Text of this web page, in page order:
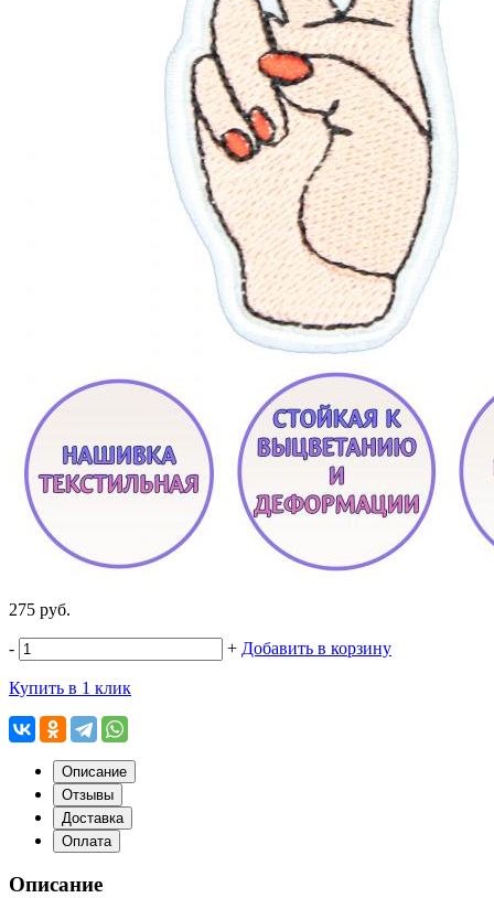
275 руб.
- + Добавить в корзину
Купить в 1 клик
Описание
Отзывы
Доставка
Оплата
Описание